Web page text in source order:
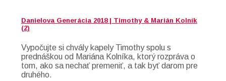
Danielova Generácia 2018 | Timothy & Marián Kolník
(2)
Vypočujte si chvály kapely Timothy spolu s
prednáškou od Mariána Kolníka, ktorý rozpráva o
tom, ako sa nechať premeniť, a tak byť darom pre
druhého.